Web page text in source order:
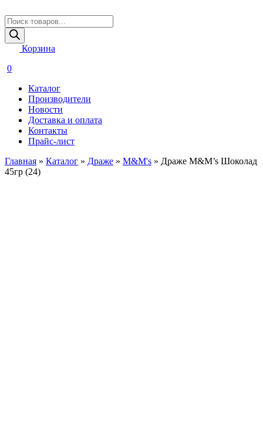
Поиск
товаров
Корзина
0
Каталог
Производители
Новости
Доставка и оплата
Контакты
Прайс-лист
Главная » Каталог » Драже » M&M's » Драже M&M’s Шоколад
45гр (24)